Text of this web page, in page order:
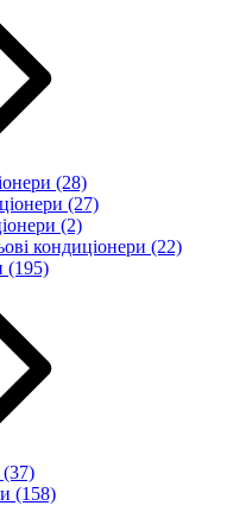
(28)
(27)
(2)
кондиціонери (22)
(195)
(37)
(158)